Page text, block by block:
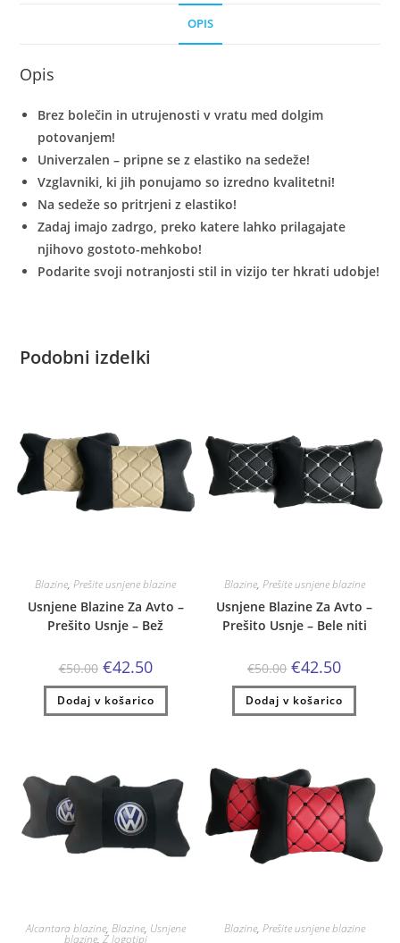
OPIS
Opis
Brez bolečin in utrujenosti v vratu med dolgim
potovanjem!
Univerzalen – pripne se z elastiko na sedeže!
Vzglavniki, ki jih ponujamo so izredno kvalitetni!
Na sedeže so pritrjeni z elastiko!
Zadaj imajo zadrgo, preko katere lahko prilagajate
njihovo gostoto-mehkobo!
Podarite svoji notranjosti stil in vizijo ter hkrati udobje!
Podobni izdelki
Blazine,Prešite usnjene blazine
Usnjene Blazine Za Avto –
Prešito Usnje – Bež
€50.00 Izvirna
cena
je
bila:
€50.00.
€42.50Trenutna
cena
je:
€42.50.
Dodaj v košarico
Blazine, Prešite usnjene blazine
Usnjene Blazine Za Avto –
Prešito Usnje – Bele niti
€50.00 Izvirna
cena
je
bila:
€50.00.
€42.50Trenutna
je:
€42.50.
Dodaj v košarico
Alcantara blazine, Blazine, Usnjene
blazine, Z logotipi
Blazine, Prešite usnjene blazine